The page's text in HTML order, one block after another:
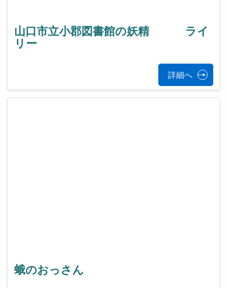
山口市立小郡図書館の妖精 ライ
リー
詳細へ
蛾のおっさん